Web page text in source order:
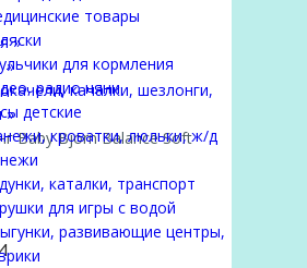
товары
для кормления
радио няни
детские
кроватки, люльки, ж/д
каталки, транспорт
для игры с водой
развивающие центры,
»
»
качалки, шезлонги,
»
Baby Bjorn Balance Soft